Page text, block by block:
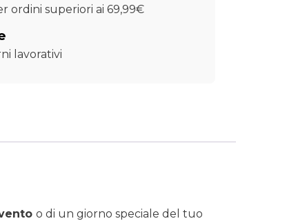
ordini superiori ai 69,99€
lavorativi
o di un giorno speciale del tuo